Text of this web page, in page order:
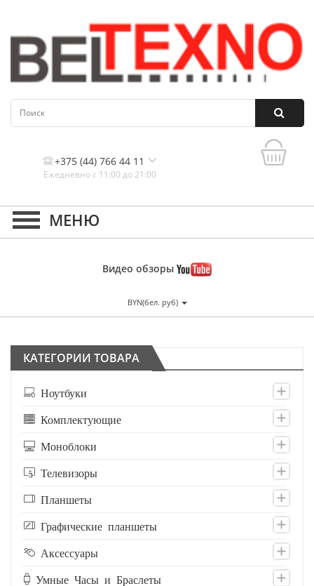
+375 (44) 766 44 11
Ежедневно с 11:00 до 21:00
Контакты, и схема проезда
Видео обзоры
BYN(бел. руб)
КАТЕГОРИИ ТОВАРА
Ноутбуки
Комплектующие
Моноблоки
Телевизоры
Планшеты
Графические планшеты
Аксессуары
Умные Часы и Браслеты